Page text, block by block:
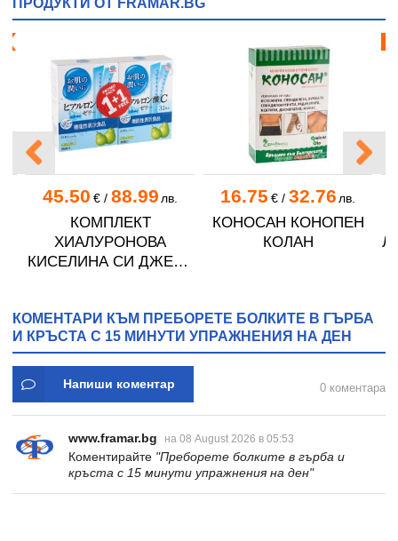
45.50 €/ 88.99 лв.
КОМПЛЕКТ
ХИАЛУРОНОВА
КИСЕЛИНА СИ ДЖЕЛИ
16.75 €/ 32.76 лв.
КОНОСАН КОНОПЕН
КОЛАН
КОМЕНТАРИ КЪМ ПРЕБОРЕТЕ БОЛКИТЕ В ГЪРБА
И КРЪСТА С 15 МИНУТИ УПРАЖНЕНИЯ НА ДЕН
Напиши коментар 0 коментара
www.framar.bg на 08 August 2026 в 05:53
Коментирайте "Преборете болките в гърба и
кръста с 15 минути упражнения на ден"